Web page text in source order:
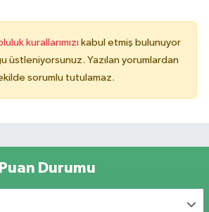
kurallarımızı kabul etmiş bulunuyor
üstleniyorsunuz. Yazılan yorumlardan
sorumlu tutulamaz.
Durumu